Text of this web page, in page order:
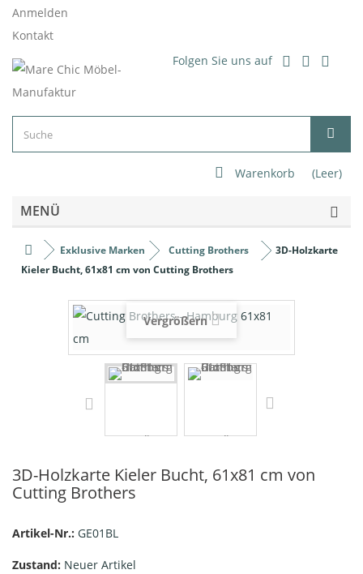
Anmelden
Kontakt
Folgen Sie uns auf
Warenkorb (Leer)
MENÜ
Exklusive Marken Cutting Brothers
3D-Holzkarte
Kieler Bucht, 61x81 cm von Cutting Brothers
Vergrößern
3D-Holzkarte Kieler Bucht, 61x81 cm von
Cutting Brothers
Artikel-Nr.: GE01BL
Zustand: Neuer Artikel